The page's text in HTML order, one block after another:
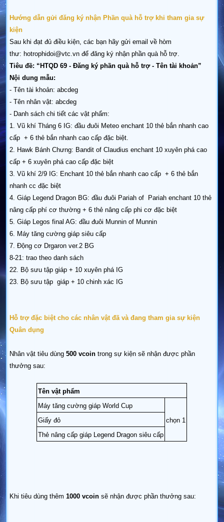
​Hướng dẫn gửi đăng ký nhận Phần quà hỗ trợ khi tham gia sự
kiện
Sau khi đạt đủ điều kiện, các bạn hãy gửi email về hòm
thư: hotrophidoi@vtc.vn để đăng ký nhận phần quà hỗ trợ.
Tiêu đề: “HTQD 69 - Đăng ký phần quà hỗ trợ - Tên tài khoản”
Nội dung mẫu:
- Tên tài khoản: abcdeg
- Tên nhân vật: abcdeg
- Danh sách chi tiết các vật phẩm:
1. Vũ khí Tháng 6 IG: đầu đuôi Meteo enchant 10 thẻ bắn nhanh cao
cấp + 6 thẻ bắn nhanh cao cấp đặc biệt.
2. Hawk Bánh Chưng: Bandit of Claudius enchant 10 xuyên phá cao
cấp + 6 xuyên phá cao cấp đặc biệt
3. Vũ khí 2/9 IG: Enchant 10 thẻ bắn nhanh cao cấp + 6 thẻ bắn
nhanh cc đặc biệt
4. Giáp Legend Dragon BG: đầu đuôi Pariah of Pariah enchant 10 thẻ
nâng cấp phí cơ thường + 6 thẻ nâng cấp phi cơ đặc biệt
5. Giáp Legos final AG: đầu đuôi Munnin of Munnin
6. Máy tăng cường giáp siêu cấp
7. Động cơ Drgaron ver.2 BG
8-21: trao theo danh sách
22. Bộ sưu tập giáp + 10 xuyên phá IG
23. Bộ sưu tập giáp + 10 chinh xác IG
Hỗ trợ đặc biệt cho các nhân vật đã và đang tham gia sự kiện
Quân dụng
Nhân vật tiêu dùng 500 vcointrong sự kiện sẽ nhận được phần
thưởng sau:
Tên vật phẩm
Máy tăng cường giáp World Cup
chọn 1
Giấy đỏ
Thẻ nâng cấp giáp Legend Dragon siêu cấp
Khi tiêu dùng thêm 1000 vcoinsẽ nhận được phần thưởng sau: